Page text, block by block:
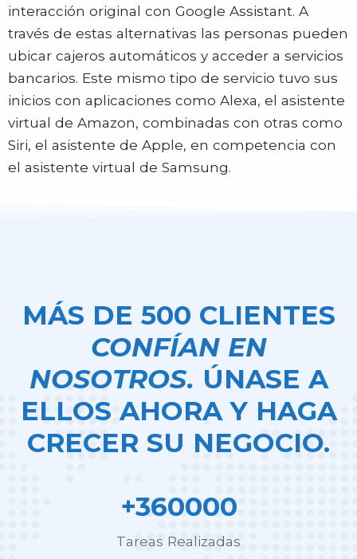
interacción original con Google Assistant. A
través de estas alternativas las personas pueden
ubicar cajeros automáticos y acceder a servicios
bancarios. Este mismo tipo de servicio tuvo sus
inicios con aplicaciones como Alexa, el asistente
virtual de Amazon, combinadas con otras como
Siri, el asistente de Apple, en competencia con
el asistente virtual de Samsung.
MÁS DE 500 CLIENTES
CONFÍAN EN
NOSOTROS. ÚNASE A
ELLOS AHORA Y HAGA
CRECER SU NEGOCIO.
+360000
Tareas Realizadas